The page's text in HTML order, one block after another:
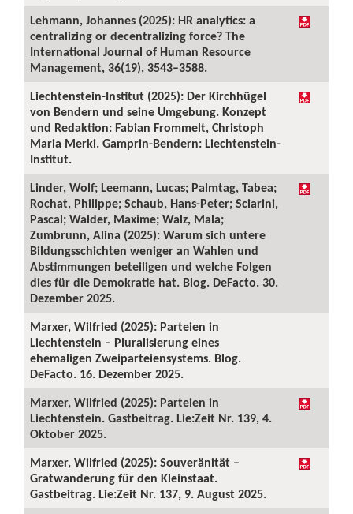
Lehmann, Johannes (2025): HR analytics: a
centralizing or decentralizing force? The
International Journal of Human Resource
Management, 36(19), 3543–3588.
Liechtenstein-Institut (2025): Der Kirchhügel
von Bendern und seine Umgebung. Konzept
und Redaktion: Fabian Frommelt, Christoph
Maria Merki. Gamprin-Bendern: Liechtenstein-
Institut.
Linder, Wolf; Leemann, Lucas; Palmtag, Tabea;
Rochat, Philippe; Schaub, Hans-Peter; Sciarini,
Pascal; Walder, Maxime; Walz, Mala;
Zumbrunn, Alina (2025): Warum sich untere
Bildungsschichten weniger an Wahlen und
Abstimmungen beteiligen und welche Folgen
dies für die Demokratie hat. Blog. DeFacto. 30.
Dezember 2025.
Marxer, Wilfried (2025): Parteien in
Liechtenstein – Pluralisierung eines
ehemaligen Zweiparteiensystems. Blog.
DeFacto. 16. Dezember 2025.
Marxer, Wilfried (2025): Parteien in
Liechtenstein. Gastbeitrag. Lie:Zeit Nr. 139, 4.
Oktober 2025.
Marxer, Wilfried (2025): Souveränität –
Gratwanderung für den Kleinstaat.
Gastbeitrag. Lie:Zeit Nr. 137, 9. August 2025.